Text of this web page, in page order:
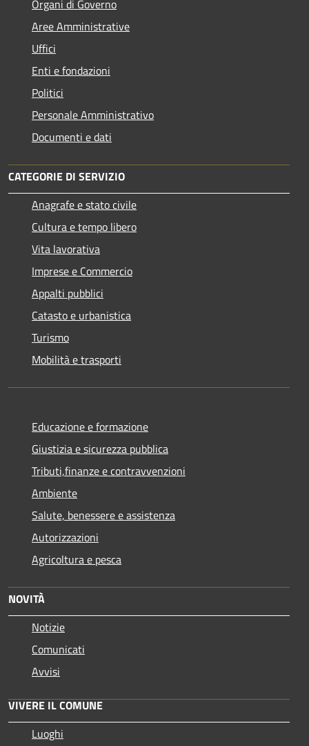
Organi di Governo
Aree Amministrative
Uffici
Enti e fondazioni
Politici
Personale Amministrativo
Documenti e dati
CATEGORIE DI SERVIZIO
Anagrafe e stato civile
Cultura e tempo libero
Vita lavorativa
Imprese e Commercio
Appalti pubblici
Catasto e urbanistica
Turismo
Mobilità e trasporti
Educazione e formazione
Giustizia e sicurezza pubblica
Tributi,finanze e contravvenzioni
Ambiente
Salute, benessere e assistenza
Autorizzazioni
Agricoltura e pesca
NOVITÀ
Notizie
Comunicati
Avvisi
VIVERE IL COMUNE
Luoghi